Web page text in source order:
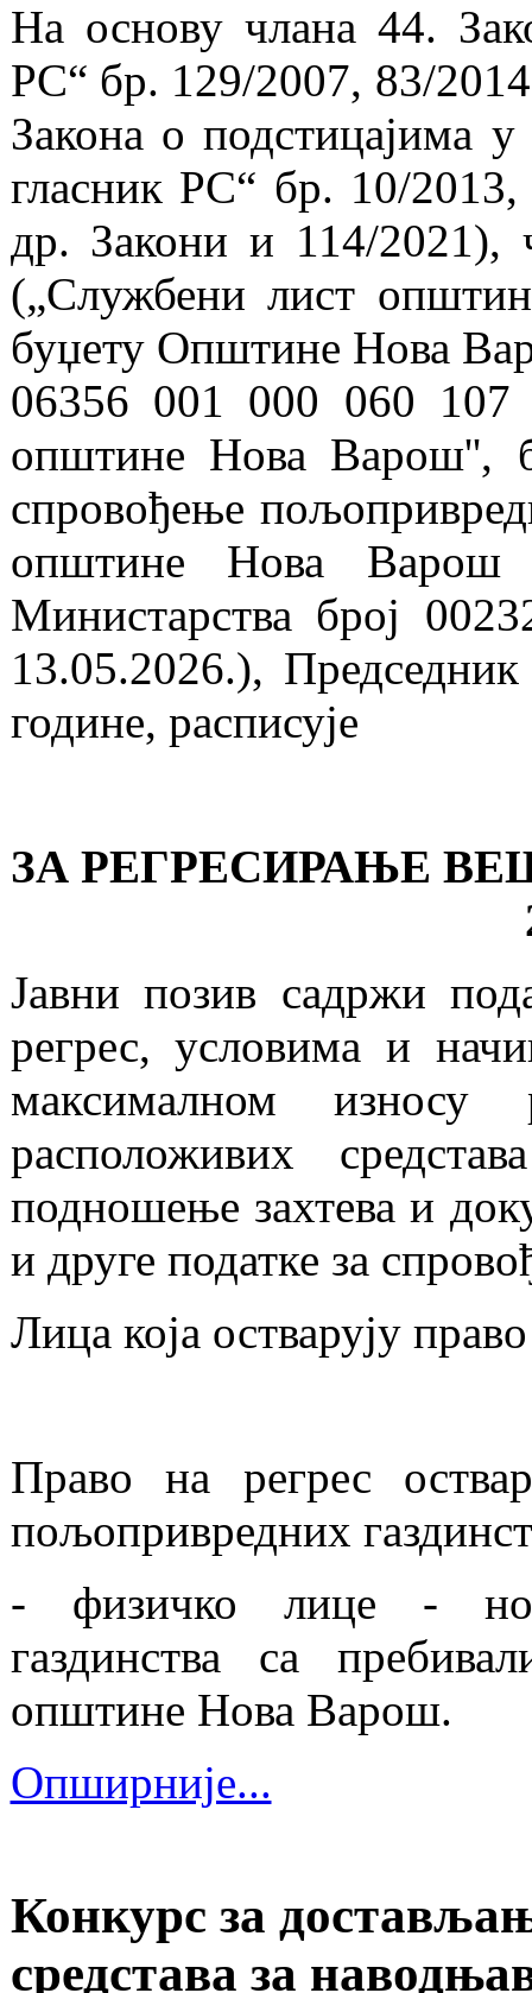
На основу члана 44.
РС“ бр. 129/2007, 83/
Закона о подстицајима
гласник РС“ бр. 10/
др. Закони и 114/2021),
(„Службени лист
буџету Општине Нова
06356 001 000 060 107
општине Нова Варош'',
спровођење
општине Нова Варош
Министарства број
13.05.2026.),
године, расписује
ЗА РЕГРЕСИРАЊЕ
Јавни позив садржи
регрес, условима и
максималном
расположивих
подношење захтева и
и друге податке за
Лица која остварују
Право на регрес
пољопривредних
- физичко лице -
газдинства са
општине Нова Варош.
Опширније...
Конкурс за
средстава за